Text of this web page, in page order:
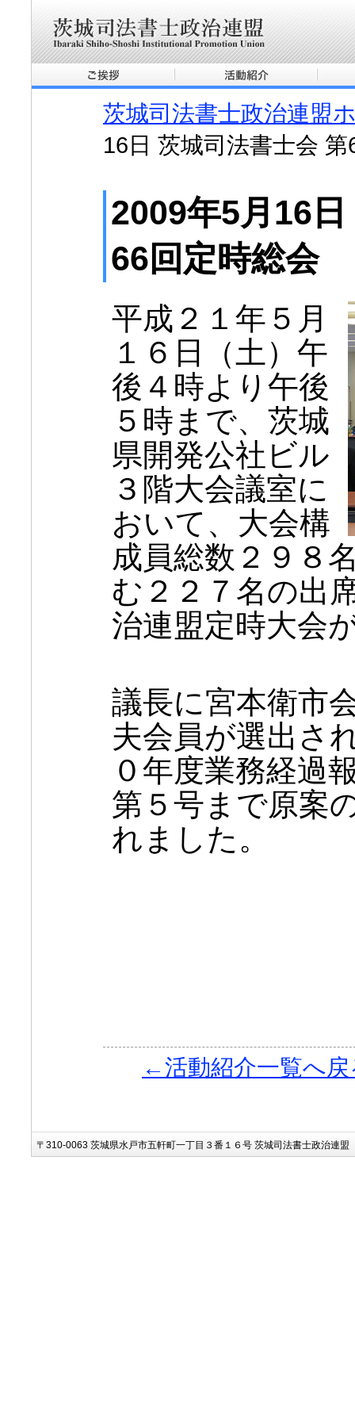
茨城司法書士政治連盟
16日 茨城司法書士会
2009年5月16
66回定時総会
平成２１年５月
１６日（土）午
後４時より午後
５時まで、茨城
県開発公社ビル
３階大会議室に
おいて、大会構
成員総数２９８
む２２７名の出
治連盟定時大会
議長に宮本衛市
夫会員が選出さ
０年度業務経過
第５号まで原案
れました。
←活動紹介一覧へ戻
〒310-0063 茨城県水戸市五軒町一丁目３番１６号 茨城司法書士政治連盟